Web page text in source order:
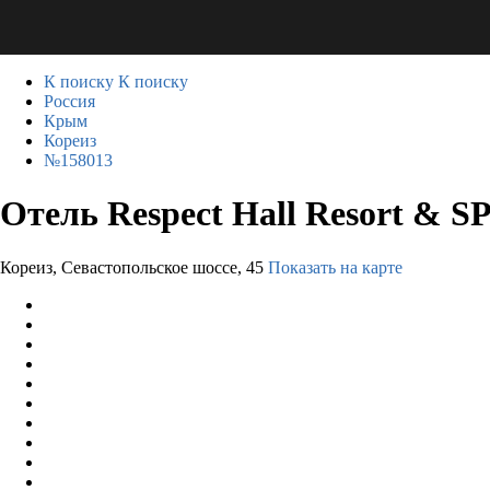
К поиску К поиску
Россия
Крым
Кореиз
№158013
Отель Respect Hall Resort &
Кореиз, Севастопольское шоссе, 45 Показать на карте